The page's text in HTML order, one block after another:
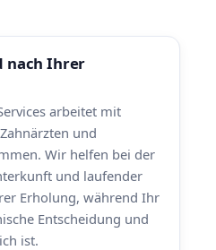
nach Ihrer
arbeitet mit
und
Wir helfen bei der
und laufender
Erholung, während Ihr
Entscheidung und
ist.